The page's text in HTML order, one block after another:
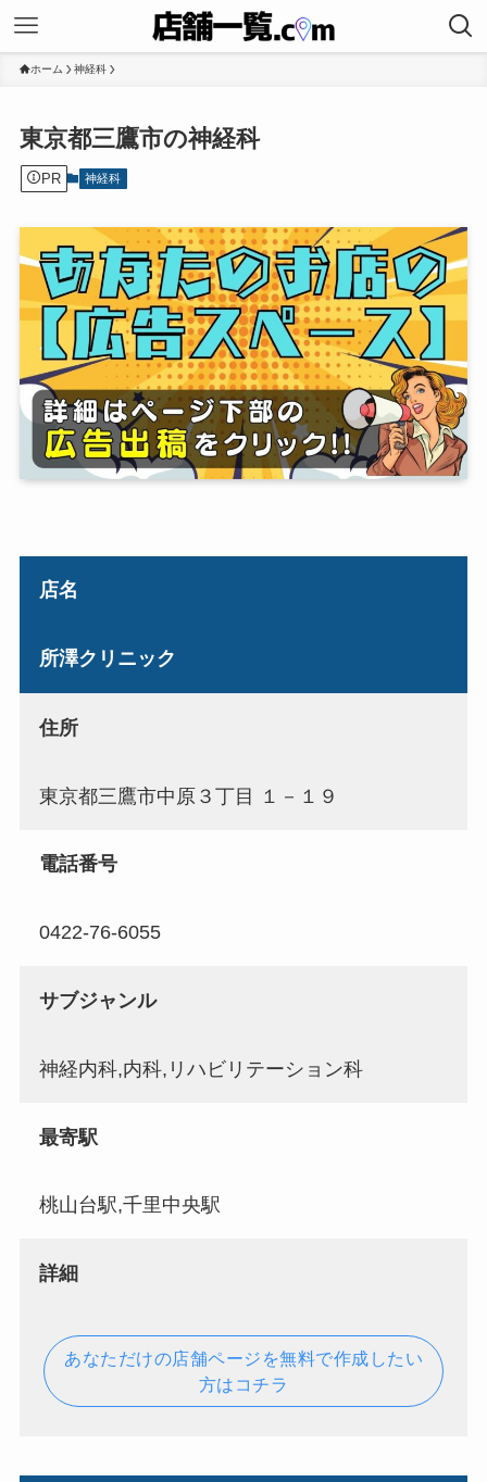
ホーム 神経科
東京都三鷹市の神経科
PR 神経科
店名
所澤クリニック
住所
東京都三鷹市中原３丁目 １－１９
電話番号
0422-76-6055
サブジャンル
神経内科,内科,リハビリテーション科
最寄駅
桃山台駅,千里中央駅
詳細
あなただけの店舗ページを無料で作成したい
方はコチラ